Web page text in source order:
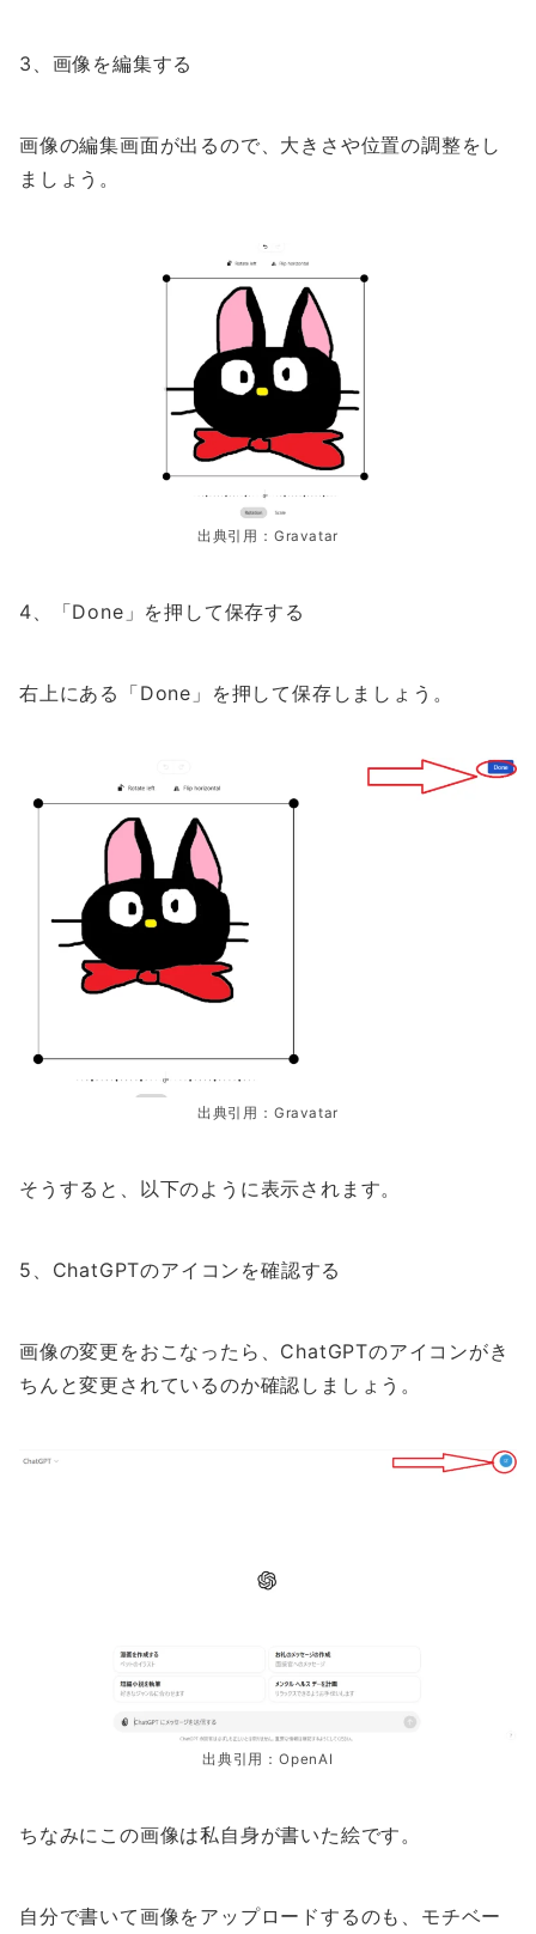
3、画像を編集する
画像の編集画面が出るので、大きさや位置の調整をし
ましょう。
出典引用：Gravatar
4、「Done」を押して保存する
右上にある「Done」を押して保存しましょう。
出典引用：Gravatar
そうすると、以下のように表示されます。
5、ChatGPTのアイコンを確認する
画像の変更をおこなったら、ChatGPTのアイコンがき
ちんと変更されているのか確認しましょう。
出典引用：OpenAI
ちなみにこの画像は私自身が書いた絵です。
自分で書いて画像をアップロードするのも、モチベー